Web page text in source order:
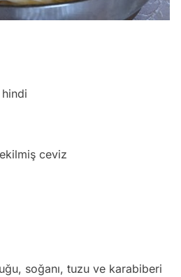
ceviz
soğanı, tuzu ve karabiberi